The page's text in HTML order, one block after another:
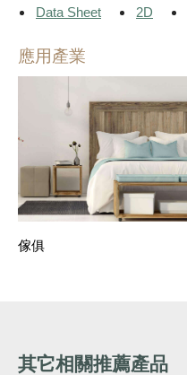
Data Sheet 2D
應用產業
傢俱
其它相關推薦產品